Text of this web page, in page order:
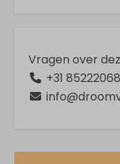
Activiteiten
Golfen
Wandelen
Vragen over
+31